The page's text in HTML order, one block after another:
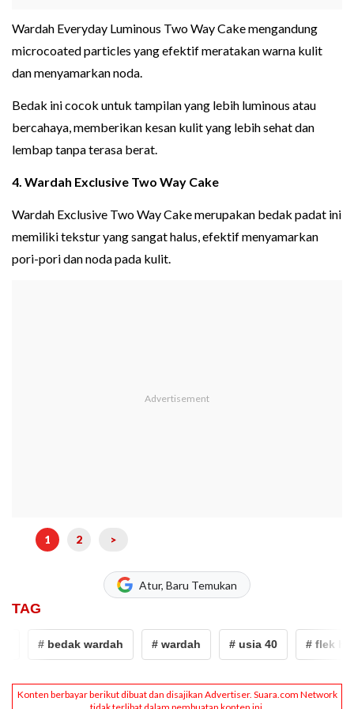
Wardah Everyday Luminous Two Way Cake mengandung
microcoated particles yang efektif meratakan warna kulit
dan menyamarkan noda.
Bedak ini cocok untuk tampilan yang lebih luminous atau
bercahaya, memberikan kesan kulit yang lebih sehat dan
lembap tanpa terasa berat.
4. Wardah Exclusive Two Way Cake
Wardah Exclusive Two Way Cake merupakan bedak padat ini
memiliki tekstur yang sangat halus, efektif menyamarkan
pori-pori dan noda pada kulit.
1 2 >
Atur, Baru Temukan
TAG
# bedak wardah # wardah # usia 40 # flek